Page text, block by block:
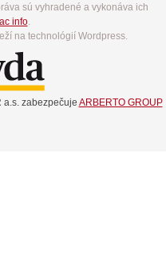
sú vyhradené a vykonáva ich
info.
na technológií Wordpress.
a.s. zabezpečuje ARBERTO GROUP